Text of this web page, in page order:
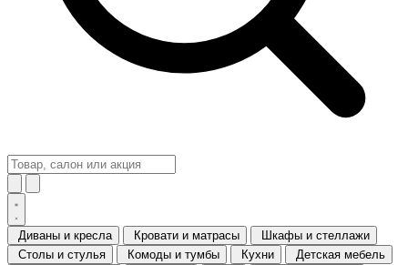
Диваны и кресла Кровати и матрасы
Шкафы и стеллажи
Столы и стулья
Комоды и тумбы Кухни
Детская мебель